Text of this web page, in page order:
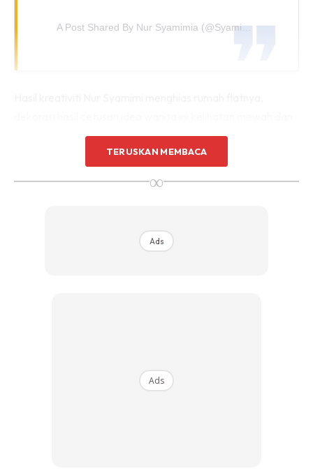
untuk kediaman anda.
Rahsia dari IMPIANA, download sekarang di
A Post Shared By Nur Syamimia (@syamimia_)
eksklusif. Kediaman yang berkeluasan 850 kaki persegi
tidak menjadi halangan untuk Nur Syamimi menghias
TERUSKAN MEMBACA
∞
Ads
Ads